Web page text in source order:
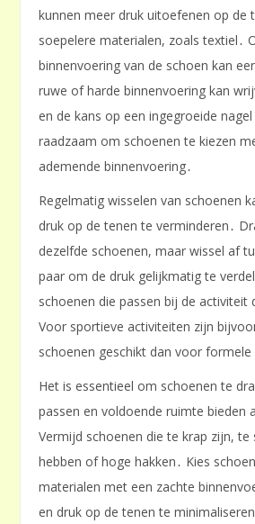
kunnen meer druk uitoefenen op de
soepelere materialen, zoals textiel․
binnenvoering van de schoen kan
ruwe of harde binnenvoering kan
en de kans op een ingegroeide
raadzaam om schoenen te kiezen
ademende binnenvoering․
Regelmatig wisselen van schoenen
druk op de tenen te verminderen․
dezelfde schoenen, maar wissel af
paar om de druk gelijkmatig te
schoenen die passen bij de activiteit
Voor sportieve activiteiten zijn
schoenen geschikt dan voor formele
Het is essentieel om schoenen te
passen en voldoende ruimte bieden
Vermijd schoenen die te krap zijn, te
hebben of hoge hakken․ Kies
materialen met een zachte
en druk op de tenen te